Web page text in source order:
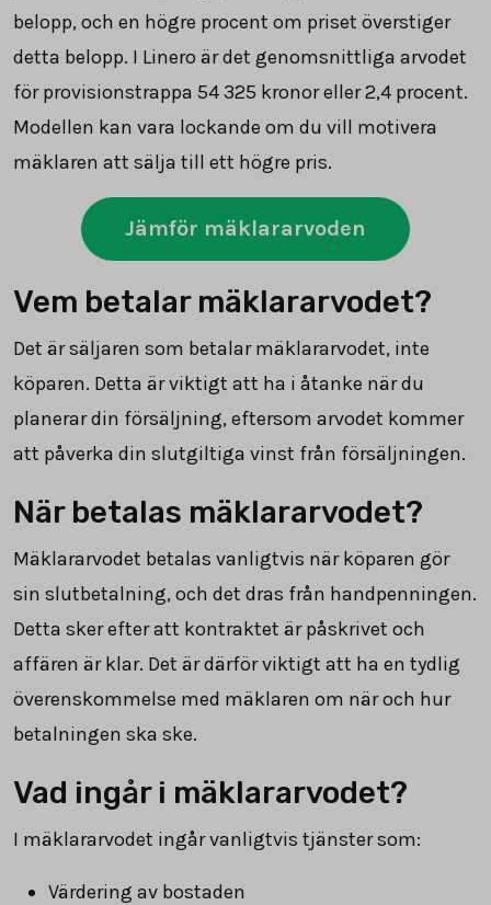
belopp, och en högre procent om priset överstiger
detta belopp. I Linero är det genomsnittliga arvodet
för provisionstrappa 54 325 kronor eller 2,4 procent.
Modellen kan vara lockande om du vill motivera
mäklaren att sälja till ett högre pris.
Jämför mäklararvoden
Vem betalar mäklararvodet?
Det är säljaren som betalar mäklararvodet, inte
köparen. Detta är viktigt att ha i åtanke när du
planerar din försäljning, eftersom arvodet kommer
att påverka din slutgiltiga vinst från försäljningen.
När betalas mäklararvodet?
Mäklararvodet betalas vanligtvis när köparen gör
sin slutbetalning, och det dras från handpenningen.
Detta sker efter att kontraktet är påskrivet och
affären är klar. Det är därför viktigt att ha en tydlig
överenskommelse med mäklaren om när och hur
betalningen ska ske.
Vad ingår i mäklararvodet?
I mäklararvodet ingår vanligtvis tjänster som:
Värdering av bostaden